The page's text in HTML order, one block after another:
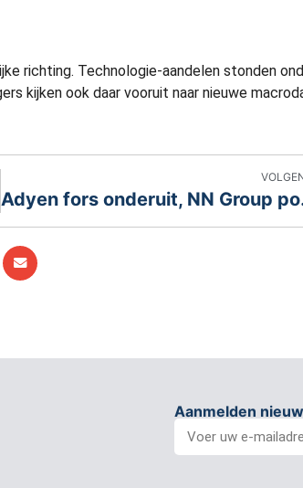
richting. Technologie-aandelen stonden
kijken ook daar vooruit naar nieuwe
Aanmelden